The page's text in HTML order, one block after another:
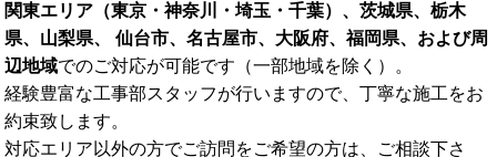
関東エリア（東京・神奈川・埼玉・千葉）、茨城県、栃木
県、山梨県、 仙台市、名古屋市、大阪府、福岡県、および周
辺地域でのご対応が可能です（一部地域を除く）。
経験豊富な工事部スタッフが行いますので、丁寧な施工をお
約束致します。
対応エリア以外の方でご訪問をご希望の方は、ご相談下さ